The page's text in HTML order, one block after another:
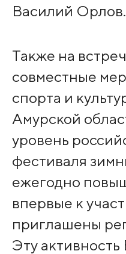
Василий Орлов.
Также на
совместные
спорта и
Амурской
уровень
фестиваля
ежегодно
впервые к
приглашены
Эту